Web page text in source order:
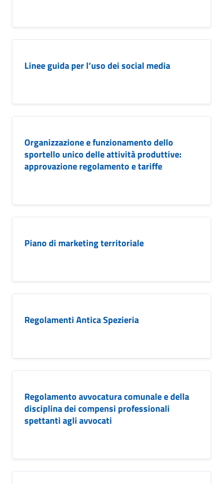
Linee guida per l’uso dei social media
Organizzazione e funzionamento dello
sportello unico delle attività produttive:
approvazione regolamento e tariffe
Piano di marketing territoriale
Regolamenti Antica Spezieria
Regolamento avvocatura comunale e della
disciplina dei compensi professionali
spettanti agli avvocati